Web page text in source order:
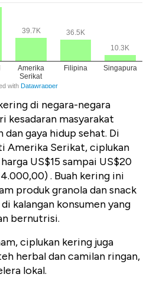
di negara-negara
kesadaran masyarakat
dan gaya hidup sehat. Di
Amerika Serikat, ciplukan
US$15 sampai US$20
. Buah kering ini
produk granola dan snack
kalangan konsumen yang
bernutrisi.
ciplukan kering juga
herbal dan camilan ringan,
lokal.